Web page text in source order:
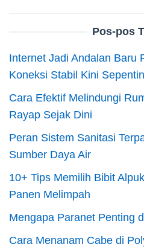
Pos-pos
Internet Jadi Andalan Baru
Koneksi Stabil Kini
Cara Efektif Melindungi
Rayap Sejak Dini
Peran Sistem Sanitasi
Sumber Daya Air
10+ Tips Memilih Bibit
Panen Melimpah
Mengapa Paranet Penting
Cara Menanam Cabe di